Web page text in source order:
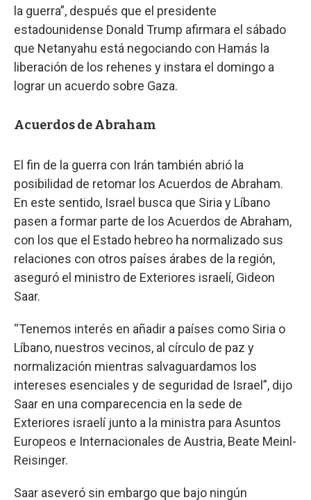
la guerra”, después que el presidente
estadounidense Donald Trump afirmara el sábado
que Netanyahu está negociando con Hamás la
liberación de los rehenes y instara el domingo a
lograr un acuerdo sobre Gaza.
Acuerdos de Abraham
El fin de la guerra con Irán también abrió la
posibilidad de retomar los Acuerdos de Abraham.
En este sentido, Israel busca que Siria y Líbano
pasen a formar parte de los Acuerdos de Abraham,
con los que el Estado hebreo ha normalizado sus
relaciones con otros países árabes de la región,
aseguró el ministro de Exteriores israelí, Gideon
Saar.
“Tenemos interés en añadir a países como Siria o
Líbano, nuestros vecinos, al círculo de paz y
normalización mientras salvaguardamos los
intereses esenciales y de seguridad de Israel”, dijo
Saar en una comparecencia en la sede de
Exteriores israelí junto a la ministra para Asuntos
Europeos e Internacionales de Austria, Beate Meinl-
Reisinger.
Saar aseveró sin embargo que bajo ningún